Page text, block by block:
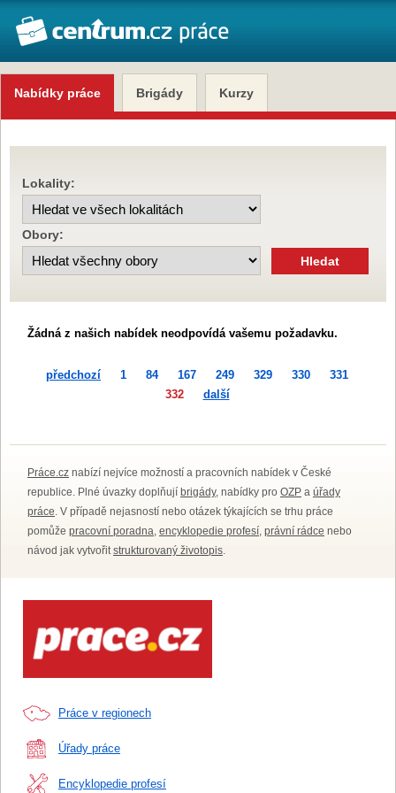
Nabídky práce Brigády Kurzy
Lokality:
Obory:
Žádná z našich nabídek neodpovídá vašemu požadavku.
předchozí 1 84 167 249 329 330
331
332
další
Práce.cz nabízí nejvíce možností a pracovních nabídek v České
republice. Plné úvazky doplňují brigády, nabídky pro OZP a úřady
práce. V případě nejasností nebo otázek týkajících se trhu práce
pomůže pracovní poradna, encyklopedie profesí, právní rádce nebo
návod jak vytvořitstrukturovaný životopis.
Práce v regionech
Úřady práce
Encyklopedie profesí